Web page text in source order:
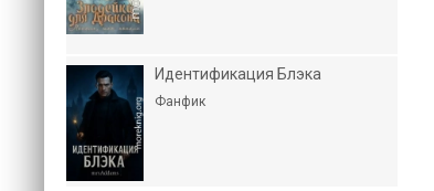
Идентификация Блэка
Фанфик